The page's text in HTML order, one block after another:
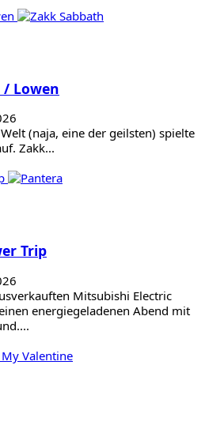
/ Lowen
(naja, eine der geilsten) spielte
Zakk...
Trip
Mitsubishi Electric
energiegeladenen Abend mit
Valentine